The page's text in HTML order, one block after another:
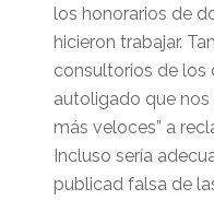
los honorarios de
hicieron trabajar.
consultorios de los
autoligado que
más veloces” a
Incluso sería
publicad falsa de